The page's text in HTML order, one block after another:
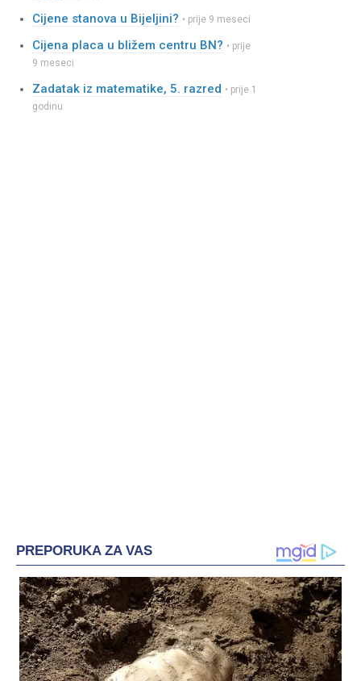
Cijene stanova u Bijeljini? • prije 9 meseci
Cijena placa u bližem centru BN? • prije
9 meseci
Zadatak iz matematike, 5. razred • prije 1
godinu